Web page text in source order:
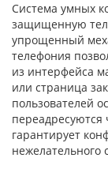
Система умных
защищенную
упрощенный
телефония
из интерфейса
или страница
пользователей
гарантирует
нежелательного